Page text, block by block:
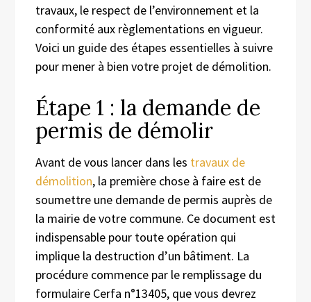
travaux, le respect de l’environnement et la
conformité aux règlementations en vigueur.
Voici un guide des étapes essentielles à suivre
pour mener à bien votre projet de démolition.
Étape 1 : la demande de
permis de démolir
Avant de vous lancer dans les travaux de
démolition, la première chose à faire est de
soumettre une demande de permis auprès de
la mairie de votre commune. Ce document est
indispensable pour toute opération qui
implique la destruction d’un bâtiment. La
procédure commence par le remplissage du
formulaire Cerfa n°13405, que vous devrez